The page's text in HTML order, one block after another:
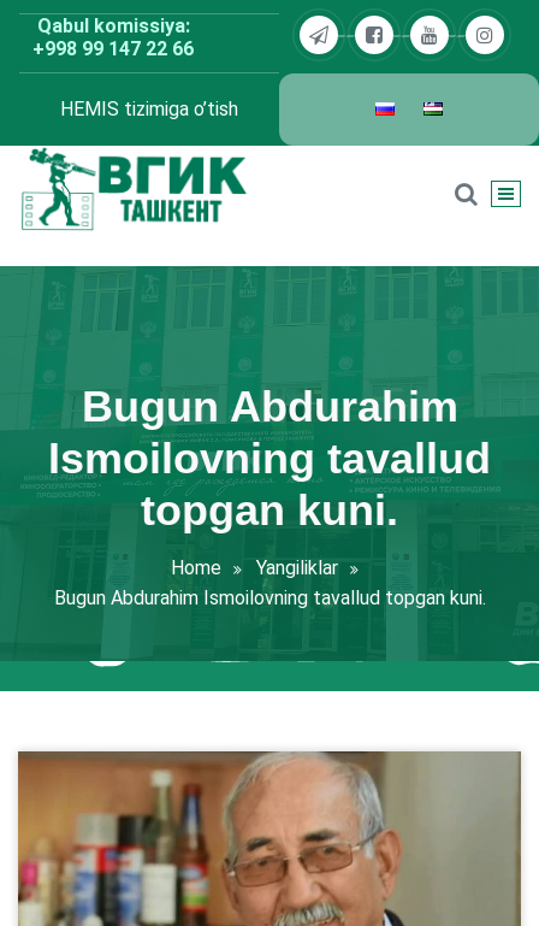
Skip
content
Qabul komissiya:
+998 99 147 22 66
HEMIS tizimiga o’tish
Bugun Abdurahim
Ismoilovning tavallud
topgan kuni.
Home
Yangiliklar
Bugun Abdurahim Ismoilovning tavallud topgan kuni.